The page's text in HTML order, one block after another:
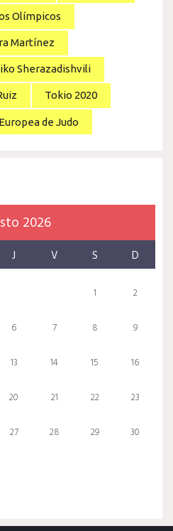
Olímpicos
Martínez
Sherazadishvili
Tokio 2020
de Judo
2026
J V S D
1 2
6 7 8 9
13 14 15 16
20 21 22 23
27 28 29 30